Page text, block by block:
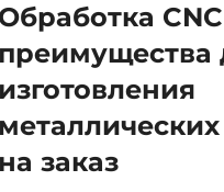
Обработка
преимущества
изготовления
на заказ